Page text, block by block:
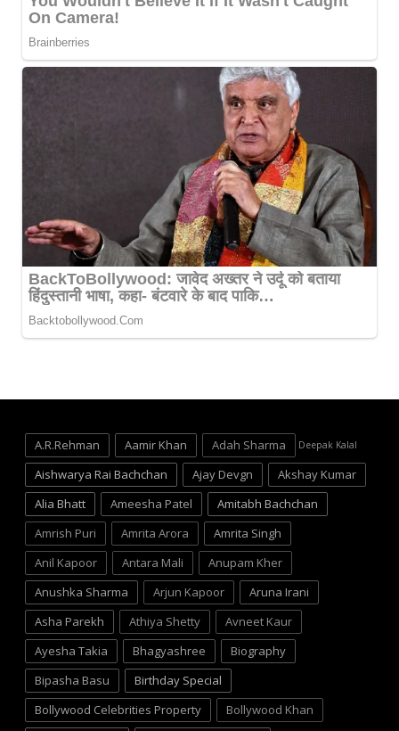
A.R.Rehman Aamir Khan
Adah Sharma
Aishwarya Rai Bachchan
Ajay Devgn
Akshay Kumar
Alia Bhatt
Ameesha Patel
Amitabh Bachchan
Amrish Puri
Amrita Arora
Amrita Singh
Anil Kapoor
Antara Mali
Anupam Kher
Anushka Sharma
Arjun Kapoor
Aruna Irani
Asha Parekh
Athiya Shetty
Avneet Kaur
Ayesha Takia
Bhagyashree
Biography
Bipasha Basu
Birthday Special
Bollywood Celebrities Property
Bollywood Khan
Deepak Kalal